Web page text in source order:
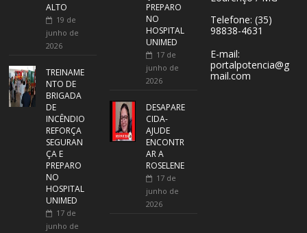
ALTO
19 de
junho de
2026
TREINAME
NTO DE
BRIGADA
DE
INCÊNDIO
REFORÇA
SEGURAN
ÇA E
PREPARO
NO
HOSPITAL
UNIMED
17 de
junho de
PREPARO
NO
HOSPITAL
UNIMED
17 de
junho de
2026
DESAPARE
CIDA-
AJUDE
ENCONTR
AR A
ROSELENE
17 de
junho de
2026
Telefone: (35)
98838-4631
E-mail:
portalpotencia@g
mail.com